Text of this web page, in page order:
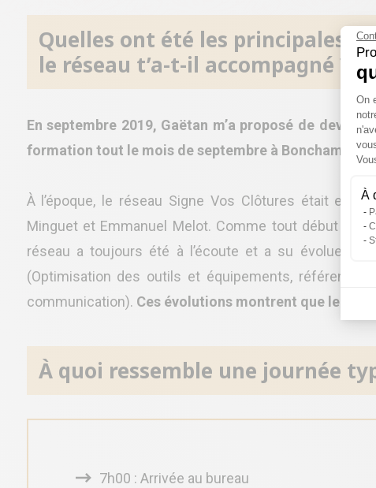
On
À
Quelles ont été les principales
le réseau t’a-t-il accompagné ?
En septembre 2019, Gaëtan m’a proposé de
formation tout le mois de septembre à Bonchamp,
À l’époque, le réseau Signe Vos Clôtures était en
Minguet et Emmanuel Melot. Comme tout début
réseau a toujours été à l’écoute et a su évoluer
(Optimisation des outils et équipements,
communication). Ces évolutions montrent que le
À quoi ressemble une journée
7h00 : Arrivée au bureau